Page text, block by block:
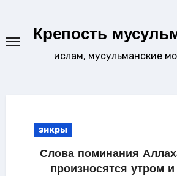
содержаниюКрепость
ислам, мусульманские
зикры
Слова поминания
произносятся утром